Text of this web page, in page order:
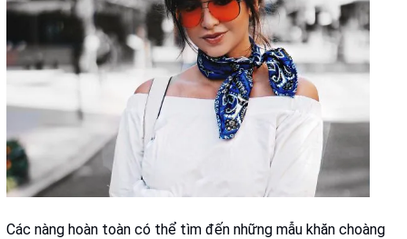
Các nàng hoàn toàn có thể tìm đến những mẫu khăn choàng